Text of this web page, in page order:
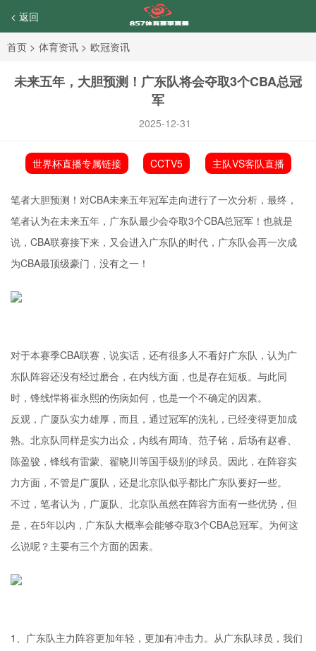
< 返回
首页 > 体育资讯 > 欧冠资讯
未来五年，大胆预测！广东队将会夺取3个CBA总冠
军
2025-12-31
世界杯直播专属链接 CCTV5 主队VS客队直播
笔者大胆预测！对CBA未来五年冠军走向进行了一次分析，最终，
笔者认为在未来五年，广东队最少会夺取3个CBA总冠军！也就是
说，CBA联赛接下来，又会进入广东队的时代，广东队会再一次成
为CBA最顶级豪门，没有之一！
对于本赛季CBA联赛，说实话，还有很多人不看好广东队，认为广
东队阵容还没有经过磨合，在内线方面，也是存在短板。与此同
时，锋线悍将崔永熙的伤病如何，也是一个不确定的因素。
反观，广厦队实力雄厚，而且，通过冠军的洗礼，已经变得更加成
熟。北京队同样是实力出众，内线有周琦、范子铭，后场有赵睿、
陈盈骏，锋线有雷蒙、翟晓川等国手级别的球员。因此，在阵容实
力方面，不管是广厦队，还是北京队似乎都比广东队要好一些。
不过，笔者认为，广厦队、北京队虽然在阵容方面有一些优势，但
是，在5年以内，广东队大概率会能够夺取3个CBA总冠军。为何这
么说呢？主要有三个方面的因素。
1、广东队主力阵容更加年轻，更加有冲击力。从广东队球员，我们